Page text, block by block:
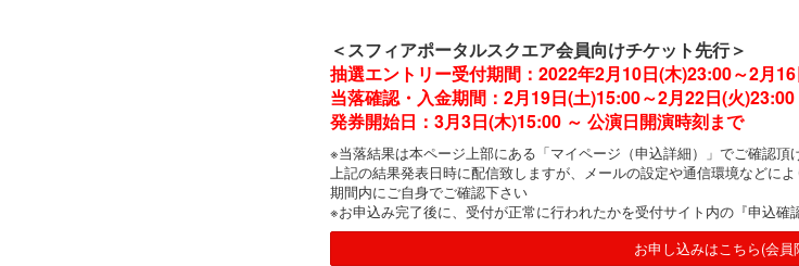
＜スフィアポータルスクエア会員向けチケット先行＞
抽選エントリー受付期間：2022年2月10日(木)23:00～2月
当落確認・入金期間：2月19日(土)15:00～2月22日(火)23:00
発券開始日：3月3日(木)15:00 ～ 公演日開演時刻まで
※当落結果は本ページ上部にある「マイページ（申込詳細）」でご確認
上記の結果発表日時に配信致しますが、メールの設定や通信環境などに
期間内にご自身でご確認下さい
※お申込み完了後に、受付が正常に行われたかを受付サイト内の『申込確
お申し込みはこちら(会員